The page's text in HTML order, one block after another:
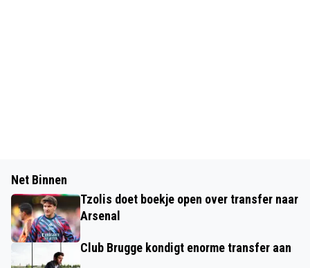
Net Binnen
Tzolis doet boekje open over transfer naar
Arsenal
Club Brugge kondigt enorme transfer aan